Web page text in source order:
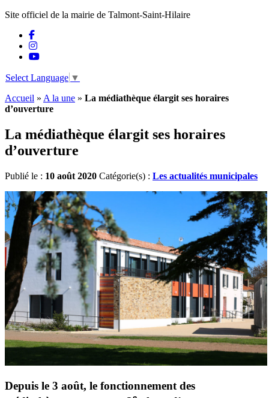
Site officiel de la mairie de Talmont-Saint-Hilaire
Select Language ▼
Accueil » A la une » La médiathèque élargit ses horaires
d’ouverture
La médiathèque élargit ses horaires
d’ouverture
Publié le : 10 août 2020 Catégorie(s) : Les actualités municipales
Depuis le 3 août, le fonctionnement des